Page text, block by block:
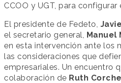
CCOO y UGT, para configurar
El presidente de Fedeto,
el secretario general, Manuel
en esta intervención ante los
las consideraciones que
empresariales. Un encuentro
colaboración de Ruth